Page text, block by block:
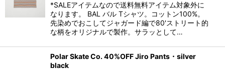
*SALEアイテムなので送料無料アイテム対象外に
なります。 BAL バル Tシャツ。コットン100%。
先染めでおこしてジャガード編で80'ストリート的
な柄をオリジナルで製作。サラッとして…
Polar Skate Co. 40%OFF Jiro Pants・silver
black